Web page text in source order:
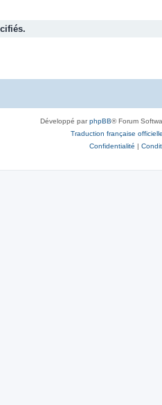
Développé parphpBB® Forum
Traduction française officielle
Confidentialité |